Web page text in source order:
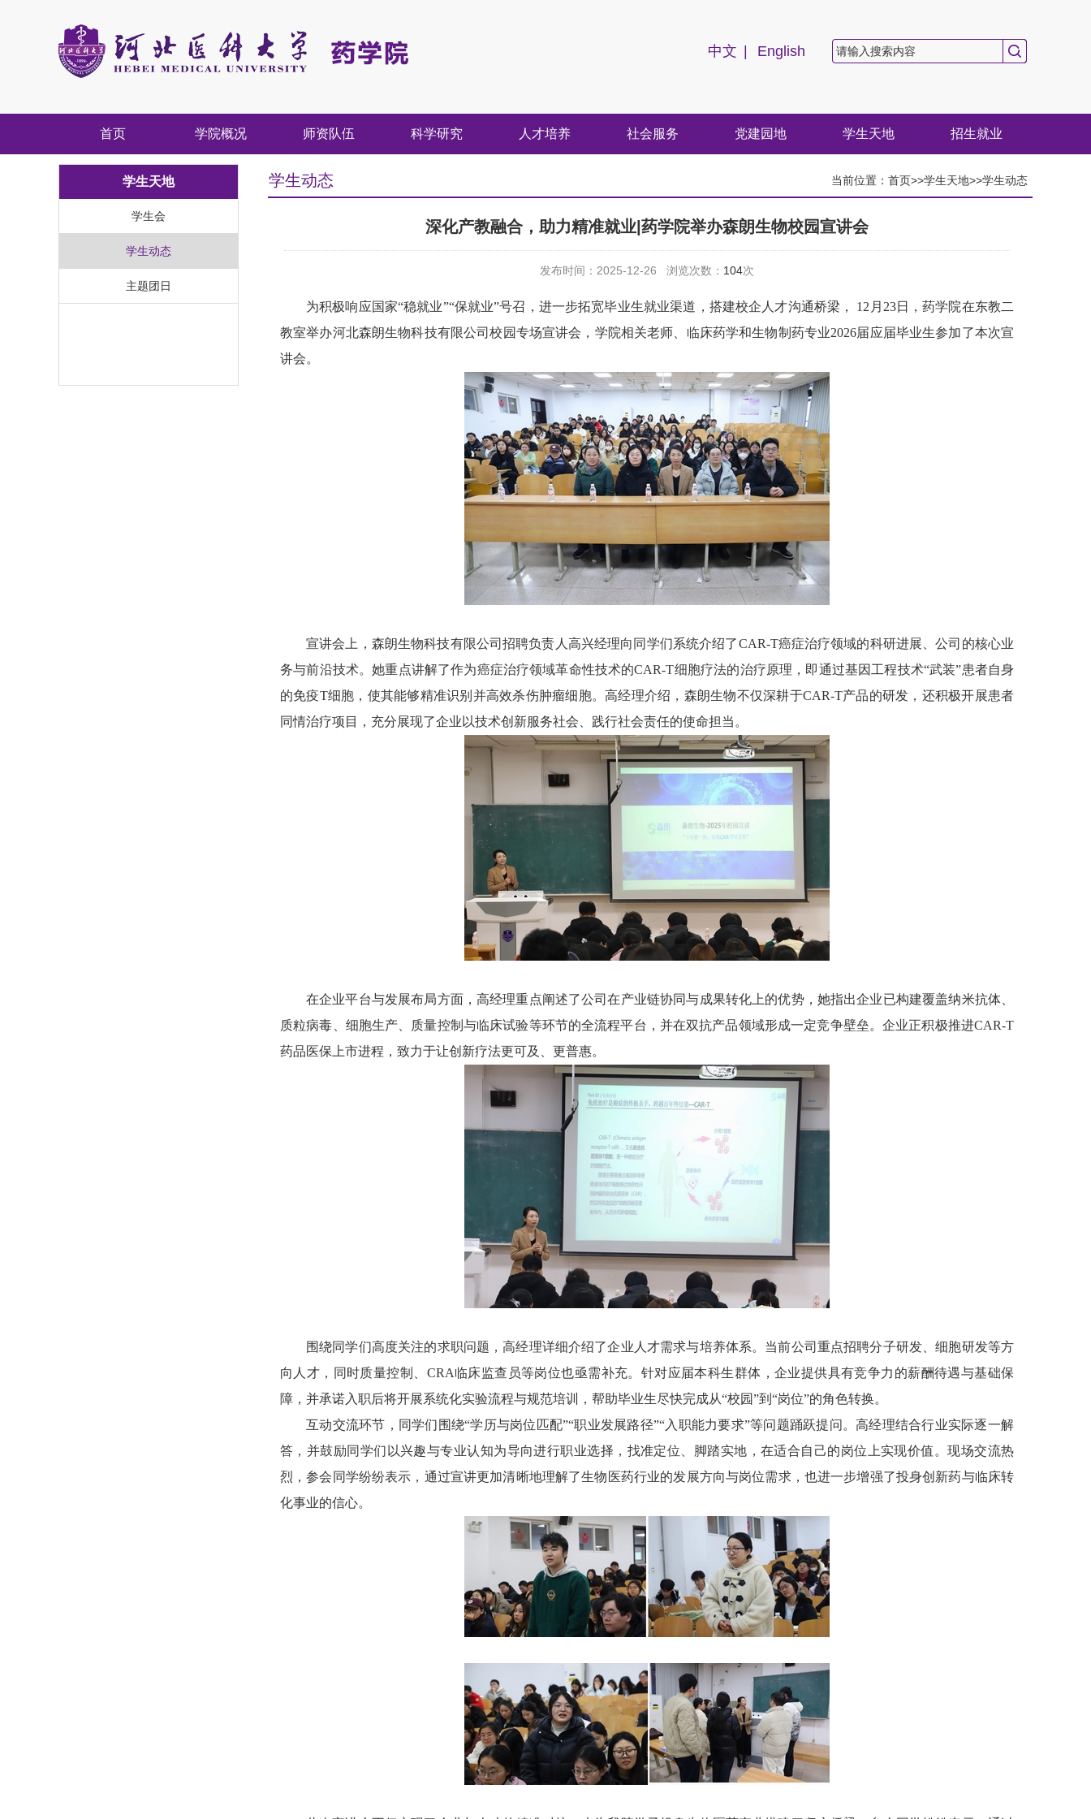
中文 English
首页 学院概况 师资队伍 科学研究 人才培养 社会服务 党建园地 学生天地 招生就业
学生天地
学生会
学生动态
主题团日
学生动态 当前位置： 首页>>学生天地>>学生动态
深化产教融合，助力精准就业|药学院举办森朗生物校园宣讲会
发布时间：2025-12-26 浏览次数： 104次
为积极响应国家“稳就业”“保就业”号召，进一步拓宽毕业生就业渠道，搭建校企人才沟通桥梁， 12月23日，药学院在东教二
教室举办河北森朗生物科技有限公司校园专场宣讲会，学院相关老师、临床药学和生物制药专业2026届应届毕业生参加了本次宣
讲会。
宣讲会上，森朗生物科技有限公司招聘负责人高兴经理向同学们系统介绍了CAR-T癌症治疗领域的科研进展、公司的核心业
务与前沿技术。她重点讲解了作为癌症治疗领域革命性技术的CAR-T细胞疗法的治疗原理，即通过基因工程技术“武装”患者自身
的免疫T细胞，使其能够精准识别并高效杀伤肿瘤细胞。高经理介绍，森朗生物不仅深耕于CAR-T产品的研发，还积极开展患者
同情治疗项目，充分展现了企业以技术创新服务社会、践行社会责任的使命担当。
在企业平台与发展布局方面，高经理重点阐述了公司在产业链协同与成果转化上的优势，她指出企业已构建覆盖纳米抗体、
质粒病毒、细胞生产、质量控制与临床试验等环节的全流程平台，并在双抗产品领域形成一定竞争壁垒。企业正积极推进CAR-T
药品医保上市进程，致力于让创新疗法更可及、更普惠。
围绕同学们高度关注的求职问题，高经理详细介绍了企业人才需求与培养体系。当前公司重点招聘分子研发、细胞研发等方
向人才，同时质量控制、CRA临床监查员等岗位也亟需补充。针对应届本科生群体，企业提供具有竞争力的薪酬待遇与基础保
障，并承诺入职后将开展系统化实验流程与规范培训，帮助毕业生尽快完成从“校园”到“岗位”的角色转换。
互动交流环节，同学们围绕“学历与岗位匹配”“职业发展路径”“入职能力要求”等问题踊跃提问。高经理结合行业实际逐一解
答，并鼓励同学们以兴趣与专业认知为导向进行职业选择，找准定位、脚踏实地，在适合自己的岗位上实现价值。现场交流热
烈，参会同学纷纷表示，通过宣讲更加清晰地理解了生物医药行业的发展方向与岗位需求，也进一步增强了投身创新药与临床转
化事业的信心。